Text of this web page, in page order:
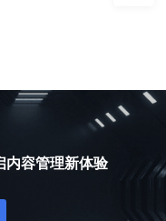
内容管理新体验